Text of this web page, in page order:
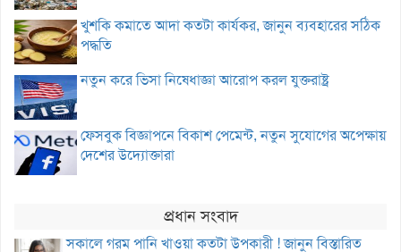
খুশকি কমাতে আদা কতটা কার্যকর, জানুন ব্যবহারের সঠিক
পদ্ধতি
নতুন করে ভিসা নিষেধাজ্ঞা আরোপ করল যুক্তরাষ্ট্র
ফেসবুক বিজ্ঞাপনে বিকাশ পেমেন্ট, নতুন সুযোগের অপেক্ষায়
দেশের উদ্যোক্তারা
প্রধান সংবাদ
সকালে গরম পানি খাওয়া কতটা উপকারী ! জানুন বিস্তারিত